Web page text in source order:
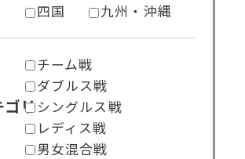
四国
九州・沖縄
参加カテゴリ
チーム戦
ダブルス戦
シングルス戦
レディス戦
男女混合戦